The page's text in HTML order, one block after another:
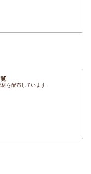
を配布しています